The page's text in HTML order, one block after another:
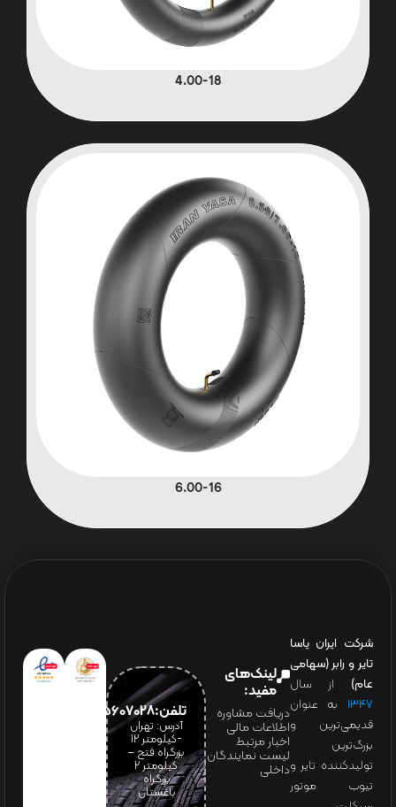
4.00-18
6.00-16
شرکت ایران یاسا
تایر و رابر (سهامی
عام) از سال
۱۳۴۷ به عنوان
قدیمی‌ترین و
بزرگ‌ترین
تولیدکننده تایر و
تیوب موتور
لینک‌های
مفید:
دریافت مشاوره
اطلاعات مالی
اخبار مرتبط
لیست نمایندگان
داخلی
تلفن:65607028(021)
آدرس: تهران
-کیلومتر 12
بزرگراه فتح –
کیلومتر ۲
بزرگراه
باغستان